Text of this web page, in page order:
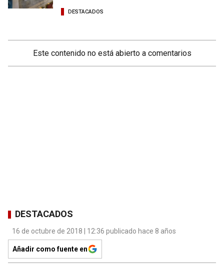
DESTACADOS
Este contenido no está abierto a comentarios
DESTACADOS
16 de octubre de 2018 | 12:36 publicado hace 8 años
Añadir como fuente en